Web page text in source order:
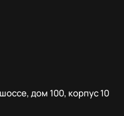
дом 100, корпус 10